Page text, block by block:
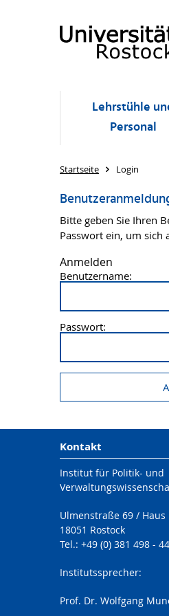
Lehrstühle
Personal
Startseite Login
Bitte geben Sie Ihren
Passwort ein, um sich
Anmelden
Benutzername:
Passwort:
Kontakt
Institut für Politik- und
Ulmenstraße 69 / Haus
18051 Rostock
Tel.: +49 (0) 381 498 -
Institutssprecher:
Prof. Dr. Wolfgang